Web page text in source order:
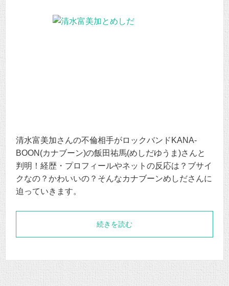
清水富美加さんの不倫相手がロックバンドKANA-
BOON(カナブーン)の飯田祐馬(めしだゆうま)さんと
判明！経歴・プロフィールやネットの反応は？ブサイ
クなの？かわいいの？そんなカナブーンめしださんに
迫っていきます。
続きを読む